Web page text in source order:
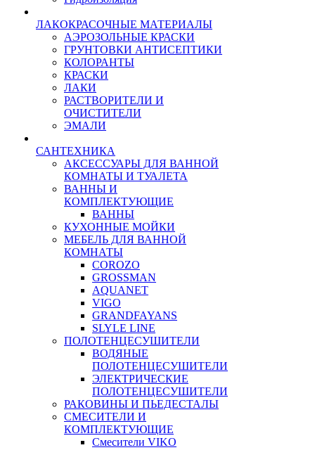
ЛАКОКРАСОЧНЫЕ МАТЕРИАЛЫ
АЭРОЗОЛЬНЫЕ КРАСКИ
ГРУНТОВКИ АНТИСЕПТИКИ
КОЛОРАНТЫ
КРАСКИ
ЛАКИ
РАСТВОРИТЕЛИ И
ОЧИСТИТЕЛИ
ЭМАЛИ
САНТЕХНИКА
АКСЕССУАРЫ ДЛЯ ВАННОЙ
КОМНАТЫ И ТУАЛЕТА
ВАННЫ И
КОМПЛЕКТУЮЩИЕ
ВАННЫ
КУХОННЫЕ МОЙКИ
МЕБЕЛЬ ДЛЯ ВАННОЙ
КОМНАТЫ
COROZO
GROSSMAN
AQUANET
VIGO
GRANDFAYANS
SLYLE LINE
ПОЛОТЕНЦЕСУШИТЕЛИ
ВОДЯНЫЕ
ПОЛОТЕНЦЕСУШИТЕЛИ
ЭЛЕКТРИЧЕСКИЕ
ПОЛОТЕНЦЕСУШИТЕЛИ
РАКОВИНЫ И ПЬЕДЕСТАЛЫ
СМЕСИТЕЛИ И
КОМПЛЕКТУЮЩИЕ
Смесители VIKO